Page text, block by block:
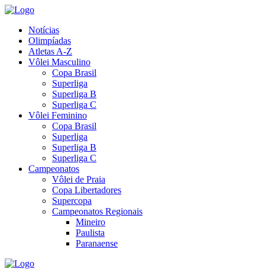
Notícias
Olimpíadas
Atletas A-Z
Vôlei Masculino
Copa Brasil
Superliga
Superliga B
Superliga C
Vôlei Feminino
Copa Brasil
Superliga
Superliga B
Superliga C
Campeonatos
Vôlei de Praia
Copa Libertadores
Supercopa
Campeonatos Regionais
Mineiro
Paulista
Paranaense